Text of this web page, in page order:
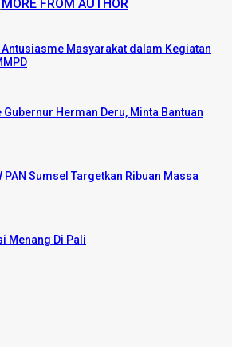
MORE FROM AUTHOR
Masyarakat dalam Kegiatan
Gubernur Herman Deru, Minta Bantuan
PAN Sumsel Targetkan Ribuan Massa
Menang Di Pali